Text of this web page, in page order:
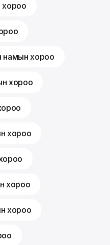
хороо
намын хороо
хороо
хороо
хороо
хороо